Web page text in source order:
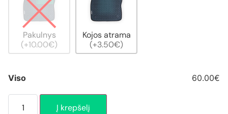
Pakulnys
(+10.00€)
Kojos atrama
(+3.50€)
Viso 60.00€
Į krepšelį